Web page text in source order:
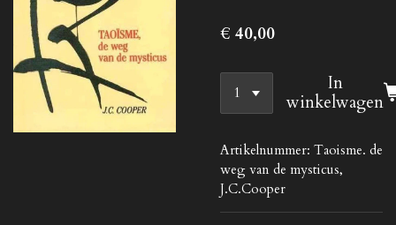
€ 40,00
In
winkelwagen
Artikelnummer: Taoisme. de
weg van de mysticus,
J.C.Cooper